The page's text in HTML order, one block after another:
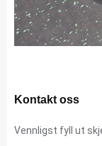
Kontakt oss
Vennligst fyll ut